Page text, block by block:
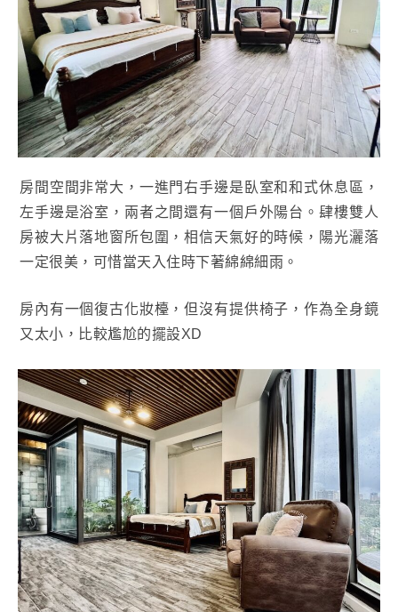
房間空間非常大，一進門右手邊是臥室和和式休息區，
左手邊是浴室，兩者之間還有一個戶外陽台。肆樓雙人
房被大片落地窗所包圍，相信天氣好的時候，陽光灑落
一定很美，可惜當天入住時下著綿綿細雨。
房內有一個復古化妝檯，但沒有提供椅子，作為全身鏡
又太小，比較尷尬的擺設XD